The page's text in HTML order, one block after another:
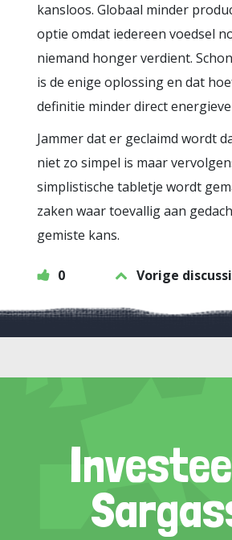
kansloos. Globaal minder
optie omdat iedereen voedsel
niemand honger verdient.
is de enige oplossing en dat
definitie minder direct
Jammer dat er geclaimd wordt
niet zo simpel is maar
simplistische tabletje wordt
zaken waar toevallig aan
gemiste kans.
0 Vorige